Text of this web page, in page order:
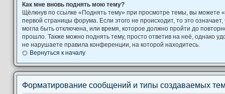
Как мне вновь поднять мою тему?
Щёлкнув по ссылке «Поднять тему» при просмотре темы, вы можете
первой страницы форума. Если этого не происходит, то это
могла быть отключена, или время, которое должно пройти до
прошло. Также можно поднять тему, просто ответив на неё, однако
не нарушаете правила конференции, на которой находитесь.
Вернуться к началу
Форматирование сообщений и типы создаваемых